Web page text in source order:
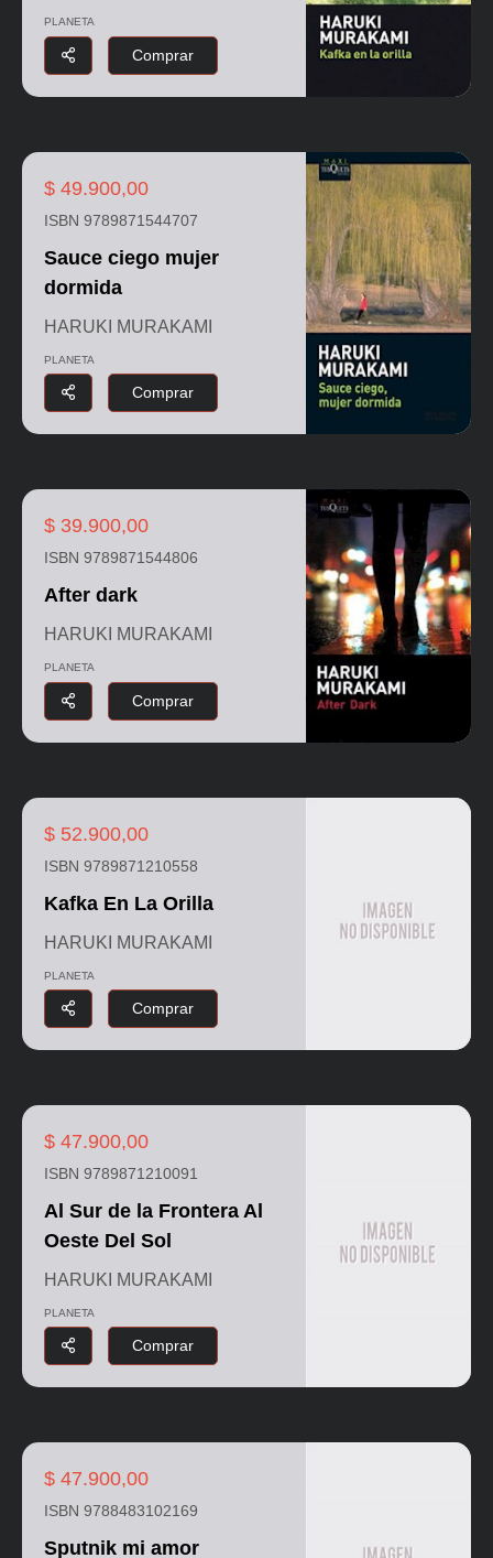
PLANETA
Comprar
$ 49.900,00
ISBN 9789871544707
Sauce ciego mujer
dormida
HARUKI MURAKAMI
PLANETA
Comprar
$ 39.900,00
ISBN 9789871544806
After dark
HARUKI MURAKAMI
PLANETA
Comprar
$ 52.900,00
ISBN 9789871210558
Kafka En La Orilla
HARUKI MURAKAMI
PLANETA
Comprar
$ 47.900,00
ISBN 9789871210091
Al Sur de la Frontera Al
Oeste Del Sol
HARUKI MURAKAMI
PLANETA
Comprar
$ 47.900,00
ISBN 9788483102169
Sputnik mi amor